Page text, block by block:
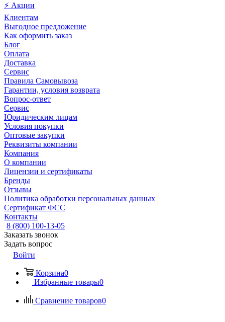
⚡ Акции
Клиентам
Выгодное предложение
Как оформить заказ
Блог
Оплата
Доставка
Сервис
Правила Самовывоза
Гарантии, условия возврата
Вопрос-ответ
Сервис
Юридическим лицам
Условия покупки
Оптовые закупки
Реквизиты компании
Компания
О компании
Лицензии и сертификаты
Бренды
Отзывы
Политика обработки персональных данных
Сертификат ФСС
Контакты
8 (800) 100-13-05
Заказать звонок
Задать вопрос
Войти
Корзина0
Избранные товары0
Сравнение товаров0